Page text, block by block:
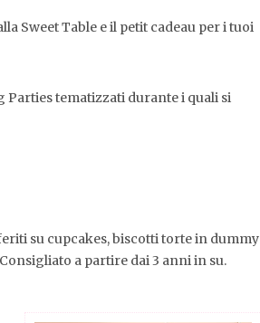
Sweet Table e il petit cadeau per i tuoi
Parties tematizzati durante i quali si
su cupcakes, biscotti torte in dummy
a partire dai 3 anni in su.